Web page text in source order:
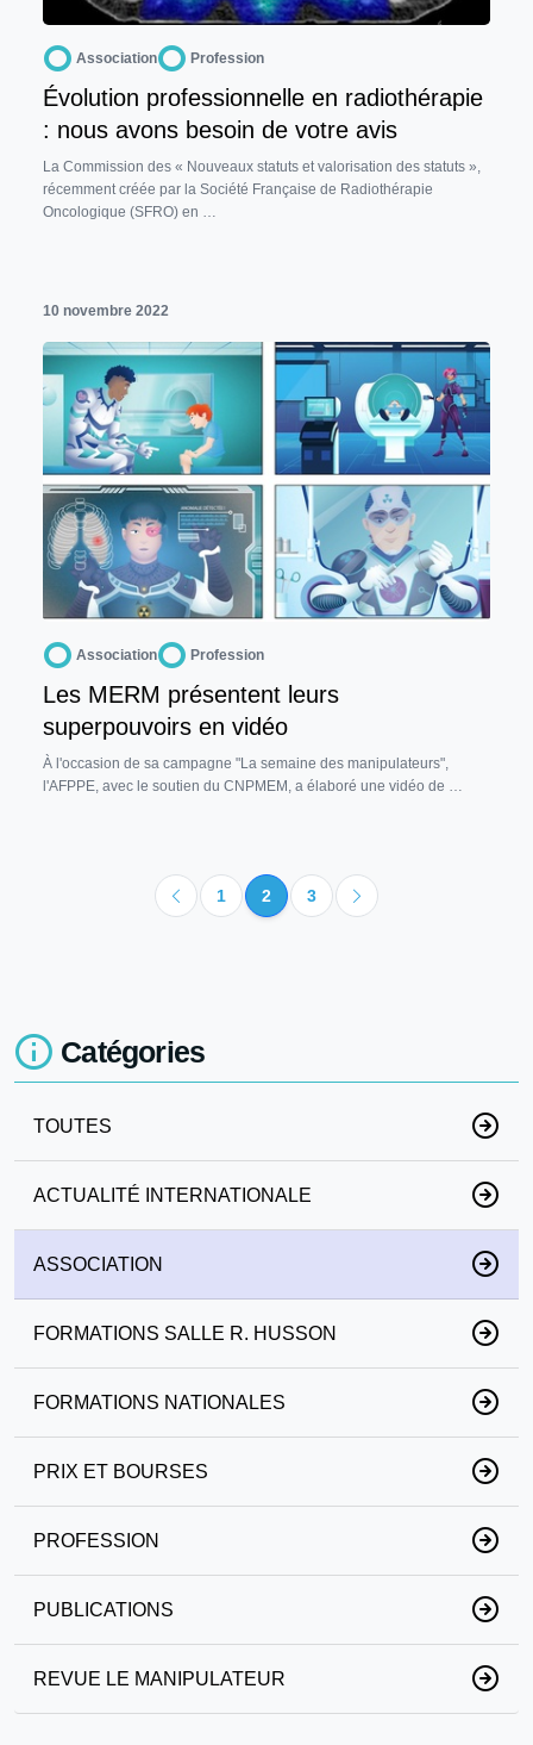
Association Profession
Évolution professionnelle en radiothérapie
: nous avons besoin de votre avis
La Commission des « Nouveaux statuts et valorisation des statuts »,
récemment créée par la Société Française de Radiothérapie
Oncologique (SFRO) en …
10 novembre 2022
Association Profession
Les MERM présentent leurs
superpouvoirs en vidéo
À l'occasion de sa campagne "La semaine des manipulateurs",
l'AFPPE, avec le soutien du CNPMEM, a élaboré une vidéo de …
1 2 3
Catégories
TOUTES
ACTUALITÉ INTERNATIONALE
ASSOCIATION
FORMATIONS SALLE R. HUSSON
FORMATIONS NATIONALES
PRIX ET BOURSES
PROFESSION
PUBLICATIONS
REVUE LE MANIPULATEUR